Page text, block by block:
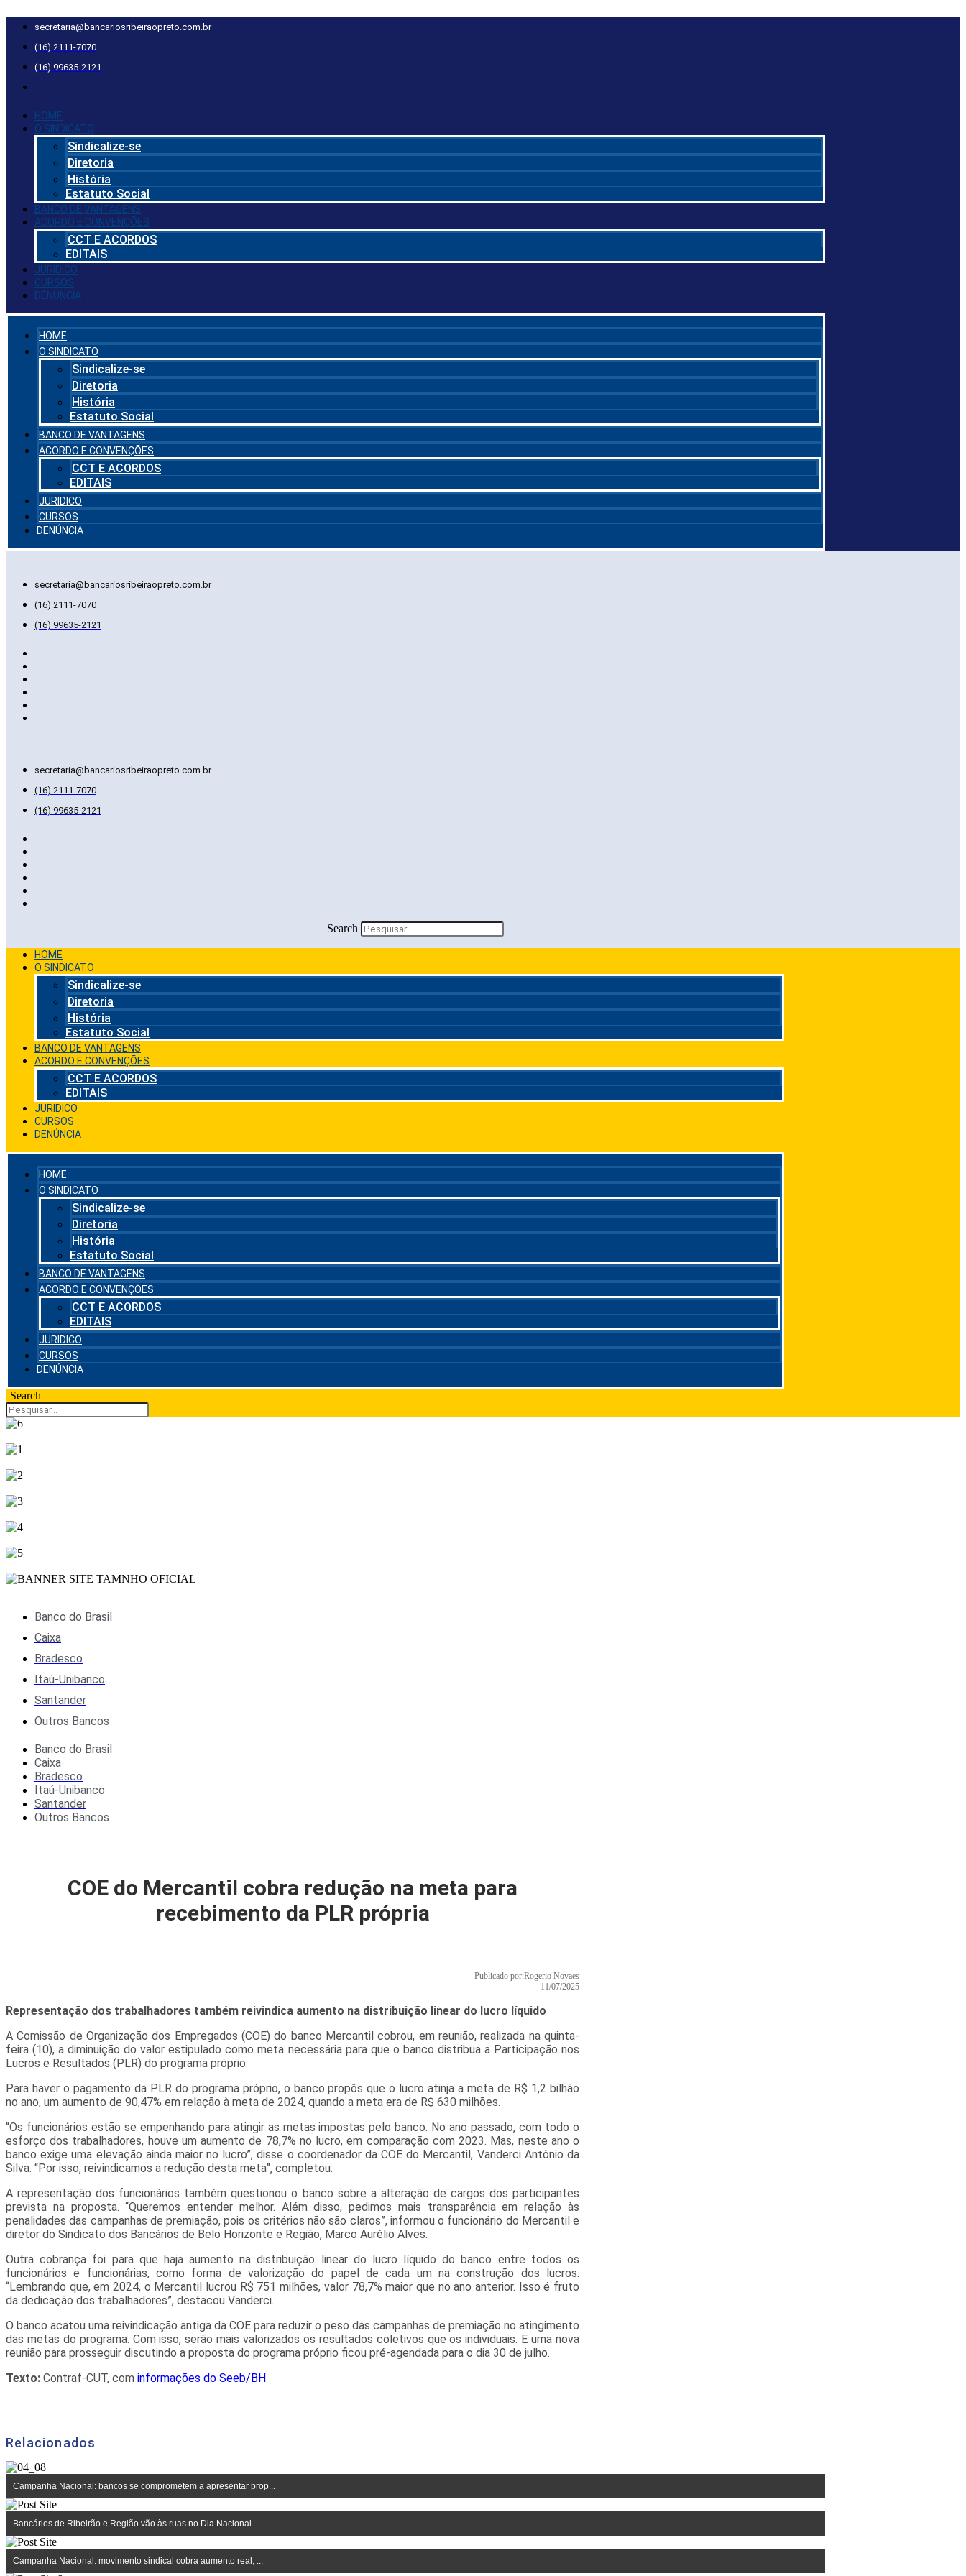
para
conteúdo
secretaria@bancariosribeiraopreto.com.br
(16) 2111-7070
(16) 99635-2121
HOME
O SINDICATO
Sindicalize-se
Diretoria
História
Estatuto Social
BANCO DE VANTAGENS
ACORDO E CONVENÇÕES
CCT E ACORDOS
EDITAIS
JURIDICO
CURSOS
DENÚNCIA
HOME
O SINDICATO
Sindicalize-se
Diretoria
História
Estatuto Social
BANCO DE VANTAGENS
ACORDO E CONVENÇÕES
CCT E ACORDOS
EDITAIS
JURIDICO
CURSOS
DENÚNCIA
secretaria@bancariosribeiraopreto.com.br
(16) 2111-7070
(16) 99635-2121
secretaria@bancariosribeiraopreto.com.br
(16) 2111-7070
(16) 99635-2121
Search
HOME
O SINDICATO
Sindicalize-se
Diretoria
História
Estatuto Social
BANCO DE VANTAGENS
ACORDO E CONVENÇÕES
CCT E ACORDOS
EDITAIS
JURIDICO
CURSOS
DENÚNCIA
HOME
O SINDICATO
Sindicalize-se
Diretoria
História
Estatuto Social
BANCO DE VANTAGENS
ACORDO E CONVENÇÕES
CCT E ACORDOS
EDITAIS
JURIDICO
CURSOS
DENÚNCIA
Search
Banco do Brasil
Caixa
Bradesco
Itaú-Unibanco
Santander
Outros Bancos
Banco do Brasil
Caixa
Bradesco
Itaú-Unibanco
Santander
Outros Bancos
COE do Mercantil cobra redução na meta para
recebimento da PLR própria
Publicado por:Rogerio Novaes
11/07/2025
Representação dos trabalhadores também reivindica aumento na distribuição linear do lucro líquido
A Comissão de Organização dos Empregados (COE) do banco Mercantil cobrou, em reunião, realizada na quinta-
feira (10), a diminuição do valor estipulado como meta necessária para que o banco distribua a Participação nos
Lucros e Resultados (PLR) do programa próprio.
Para haver o pagamento da PLR do programa próprio, o banco propôs que o lucro atinja a meta de R$ 1,2 bilhão
no ano, um aumento de 90,47% em relação à meta de 2024, quando a meta era de R$ 630 milhões.
“Os funcionários estão se empenhando para atingir as metas impostas pelo banco. No ano passado, com todo o
esforço dos trabalhadores, houve um aumento de 78,7% no lucro, em comparação com 2023. Mas, neste ano o
banco exige uma elevação ainda maior no lucro”, disse o coordenador da COE do Mercantil, Vanderci Antônio da
Silva. “Por isso, reivindicamos a redução desta meta”, completou.
A representação dos funcionários também questionou o banco sobre a alteração de cargos dos participantes
prevista na proposta. “Queremos entender melhor. Além disso, pedimos mais transparência em relação às
penalidades das campanhas de premiação, pois os critérios não são claros”, informou o funcionário do Mercantil e
diretor do Sindicato dos Bancários de Belo Horizonte e Região, Marco Aurélio Alves.
Outra cobrança foi para que haja aumento na distribuição linear do lucro líquido do banco entre todos os
funcionários e funcionárias, como forma de valorização do papel de cada um na construção dos lucros.
“Lembrando que, em 2024, o Mercantil lucrou R$ 751 milhões, valor 78,7% maior que no ano anterior. Isso é fruto
da dedicação dos trabalhadores”, destacou Vanderci.
O banco acatou uma reivindicação antiga da COE para reduzir o peso das campanhas de premiação no atingimento
das metas do programa. Com isso, serão mais valorizados os resultados coletivos que os individuais. E uma nova
reunião para prosseguir discutindo a proposta do programa próprio ficou pré-agendada para o dia 30 de julho.
Texto: Contraf-CUT, com informações do Seeb/BH
Relacionados
Campanha Nacional: bancos se comprometem a apresentar prop...
Bancários de Ribeirão e Região vão às ruas no Dia Nacional...
Campanha Nacional: movimento sindical cobra aumento real, ...